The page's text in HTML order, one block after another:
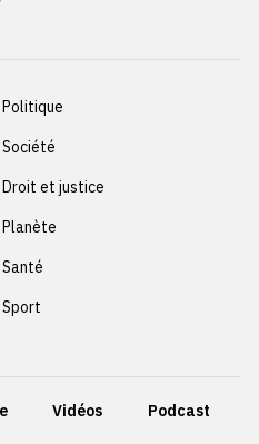
Politique
Société
Droit et justice
Planète
Santé
Sport
Vidéos Podcast